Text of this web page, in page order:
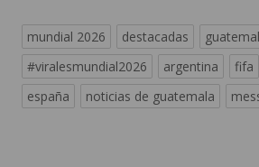
mundial 2026 destacadas
#viralesmundial2026
argentina fifa
españa
noticias de guatemala